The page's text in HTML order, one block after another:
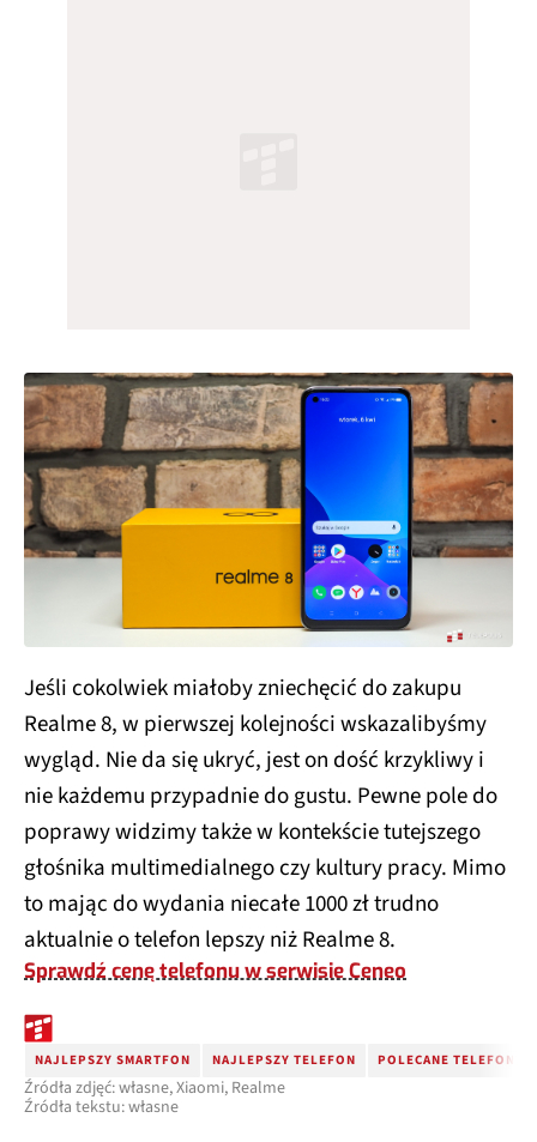
Jeśli cokolwiek miałoby zniechęcić do zakupu
Realme 8, w pierwszej kolejności wskazalibyśmy
wygląd. Nie da się ukryć, jest on dość krzykliwy i
nie każdemu przypadnie do gustu. Pewne pole do
poprawy widzimy także w kontekście tutejszego
głośnika multimedialnego czy kultury pracy. Mimo
to mając do wydania niecałe 1000 zł trudno
aktualnie o telefon lepszy niż Realme 8.
Sprawdź cenę telefonu w serwisie Ceneo
NAJLEPSZY SMARTFON NAJLEPSZY TELEFON POLECANE TELEFONY
Źródła zdjęć: własne, Xiaomi, Realme
Źródła tekstu: własne